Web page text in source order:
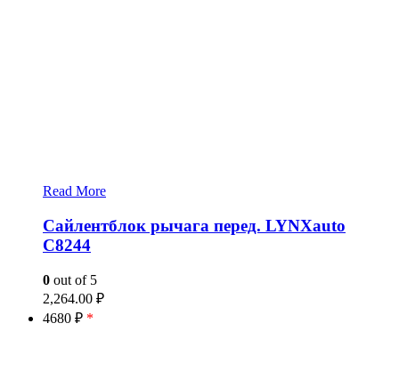
Read More
Сайлентблок рычага перед. LYNXauto
C8244
0 out of 5
2,264.00 ₽
4680 ₽ *